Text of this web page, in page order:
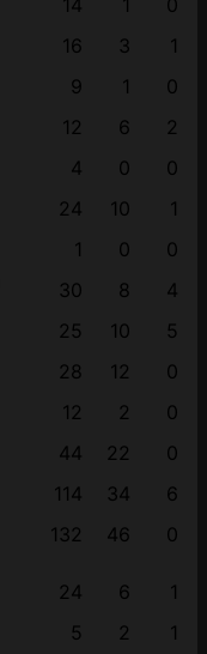
14 1
0
16 3
1
9 1
0
12 6
2
4 0
0
24 10
1
1 0
0
30 8
4
25 10
5
28 12
0
12 2
0
44 22
0
114 34
6
132 46 0
24 6
1
5 2 1